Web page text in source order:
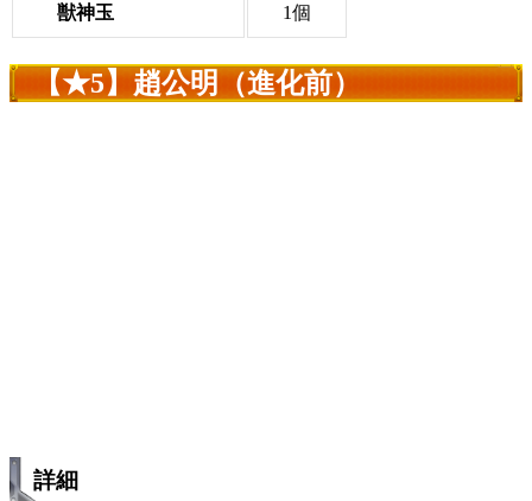
獣神玉 1個
【★5】趙公明（進化前）
詳細